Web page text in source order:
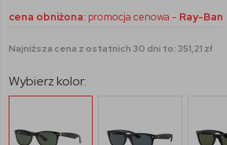
cena obniżona: promocja cenowa - Ray-Ban
Najniższa cena z ostatnich 30 dni to: 351,21 zł
Wybierz kolor: